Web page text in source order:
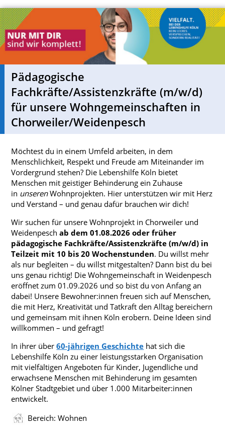
Pädagogische
Fachkräfte/Assistenzkräfte (m/w/d)
für unsere Wohngemeinschaften in
Chorweiler/Weidenpesch
Möchtest du in einem Umfeld arbeiten, in dem
Menschlichkeit, Respekt und Freude am Miteinander im
Vordergrund stehen? Die Lebenshilfe Köln bietet
Menschen mit geistiger Behinderung ein Zuhause
in unserenWohnprojekten. Hier unterstützen wir mit Herz
und Verstand – und genau dafür brauchen wir dich!
Wir suchen für unsere Wohnprojekt in Chorweiler und
Weidenpeschab dem 01.08.2026 oder früher
pädagogische Fachkräfte/Assistenzkräfte (m/w/d) in
Teilzeit mit 10 bis 20 Wochenstunden. Du willst mehr
als nur begleiten – du willst mitgestalten? Dann bist du bei
uns genau richtig! Die Wohngemeinschaft in Weidenpesch
eröffnet zum 01.09.2026 und so bist du von Anfang an
dabei! Unsere Bewohner:innen freuen sich auf Menschen,
die mit Herz, Kreativität und Tatkraft den Alltag bereichern
und gemeinsam mit ihnen Köln erobern. Deine Ideen sind
willkommen – und gefragt!
In ihrer über60-jährigen Geschichte hat sich die
Lebenshilfe Köln zu einer leistungsstarken Organisation
mit vielfältigen Angeboten für Kinder, Jugendliche und
erwachsene Menschen mit Behinderung im gesamten
Kölner Stadtgebiet und über 1.000 Mitarbeiter:innen
entwickelt.
Bereich: Wohnen